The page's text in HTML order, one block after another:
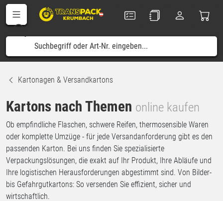
Kartonagen & Versandkartons
Kartons nach Themen online kaufen
Ob empfindliche Flaschen, schwere Reifen, thermosensible Waren
oder komplette Umzüge - für jede Versandanforderung gibt es den
passenden Karton. Bei uns finden Sie spezialisierte
Verpackungslösungen, die exakt auf Ihr Produkt, Ihre Abläufe und
Ihre logistischen Herausforderungen abgestimmt sind. Von Bilder-
bis Gefahrgutkartons: So versenden Sie effizient, sicher und
wirtschaftlich.